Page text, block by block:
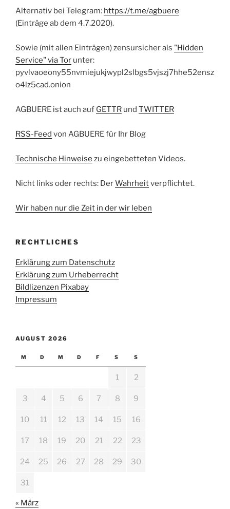
Alternativ bei Telegram: https://t.me/agbuere
(Einträge ab dem 4.7.2020).
Sowie (mit allen Einträgen) zensursicher als "Hidden
Service" via Tor unter:
pyvlvaoeony55nvmiejukjwypl2slbgs5vjszj7hhe52ensz
o4lz5cad.onion
AGBUERE ist auch auf GETTR und TWITTER
RSS-Feed von AGBUERE für Ihr Blog
Technische Hinweise zu eingebetteten Videos.
Nicht links oder rechts: DerWahrheitverpflichtet.
Wir haben nur die Zeit in der wir leben
RECHTLICHES
Erklärung zum Datenschutz
Erklärung zum Urheberrecht
Bildlizenzen Pixabay
Impressum
AUGUST 2026
M D M D F S S
1 2
3 4 5 6 7 8 9
10 11 12 13 14 15 16
17 18 19 20 21 22 23
24 25 26 27 28 29 30
31
« März